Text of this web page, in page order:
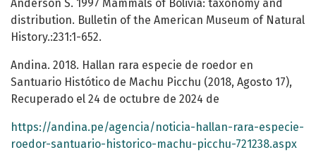
Anderson S. 1997 Mammals of Bolivia: taxonomy and
distribution. Bulletin of the American Museum of Natural
History.:231:1-652.
Andina. 2018. Hallan rara especie de roedor en
Santuario Histótico de Machu Picchu (2018, Agosto 17),
Recuperado el 24 de octubre de 2024 de
https://andina.pe/agencia/noticia-hallan-rara-especie-
roedor-santuario-historico-machu-picchu-721238.aspx